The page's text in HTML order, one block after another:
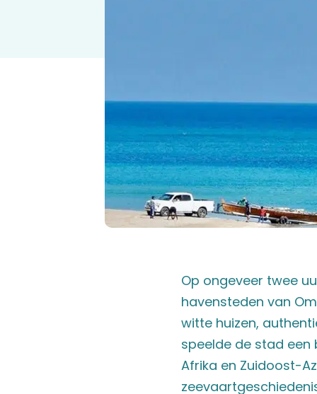
Op ongeveer twee
havensteden van
witte huizen,
speelde de stad een
Afrika en Zuidoost-